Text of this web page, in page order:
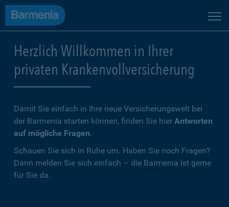
Herzlich Willkommen in Ihrer
privaten Krankenvollversicherung
Damit Sie einfach in Ihre neue Versicherungswelt bei
der Barmenia starten können, finden Sie hier Antworten
auf mögliche Fragen.
Schauen Sie sich in Ruhe um. Haben Sie noch Fragen?
Dann melden Sie sich einfach – die Barmenia ist gerne
für Sie da.